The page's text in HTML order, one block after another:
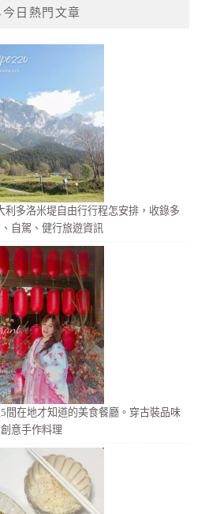
日熱門文章
利多洛米堤自由行行程怎安排，收錄多
自駕、健行旅遊資訊
間在地才知道的美食餐廳。穿古裝品味
意手作料理